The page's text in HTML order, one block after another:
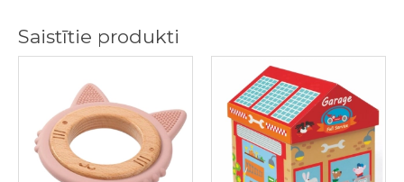
Saistītie produkti